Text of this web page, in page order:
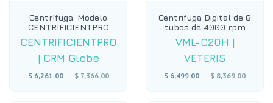
Centrífuga. Modelo
CENTRIFICIENTPRO
CENTRIFICIENTPRO
| CRM Globe
$ 6,261.00
Precio
$ 7,366.00
Centrifuga Digital de 8
tubos de 4000 rpm
VML-C20H |
VETERIS
$ 6,499.00
Precio
$ 8,369.00